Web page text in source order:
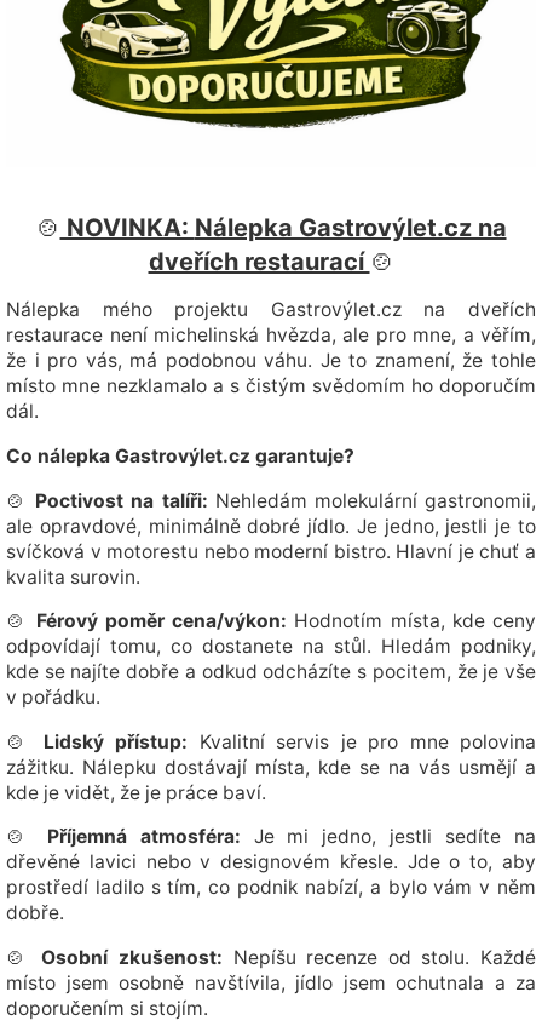
🍲 NOVINKA: Nálepka Gastrovýlet.cz na
dveřích restaurací 🍲
Nálepka mého projektu Gastrovýlet.cz na dveřích
restaurace není michelinská hvězda, ale pro mne, a věřím,
že i pro vás, má podobnou váhu. Je to znamení, že tohle
místo mne nezklamalo a s čistým svědomím ho doporučím
dál.
Co nálepka Gastrovýlet.cz garantuje?
🍲 Poctivost na talíři: Nehledám molekulární gastronomii,
ale opravdové, minimálně dobré jídlo. Je jedno, jestli je to
svíčková v motorestu nebo moderní bistro. Hlavní je chuť a
kvalita surovin.
🍲 Férový poměr cena/výkon: Hodnotím místa, kde ceny
odpovídají tomu, co dostanete na stůl. Hledám podniky,
kde se najíte dobře a odkud odcházíte s pocitem, že je vše
v pořádku.
🍲 Lidský přístup: Kvalitní servis je pro mne polovina
zážitku. Nálepku dostávají místa, kde se na vás usmějí a
kde je vidět, že je práce baví.
🍲 Příjemná atmosféra: Je mi jedno, jestli sedíte na
dřevěné lavici nebo v designovém křesle. Jde o to, aby
prostředí ladilo s tím, co podnik nabízí, a bylo vám v něm
dobře.
🍲Osobní zkušenost: Nepíšu recenze od stolu. Každé
místo jsem osobně navštívila, jídlo jsem ochutnala a za
doporučením si stojím.